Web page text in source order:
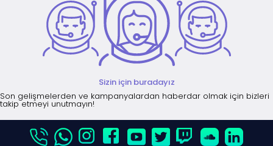
Sizin için buradayız
Son gelişmelerden ve kampanyalardan haberdar olmak için bizleri
takip etmeyi unutmayın!